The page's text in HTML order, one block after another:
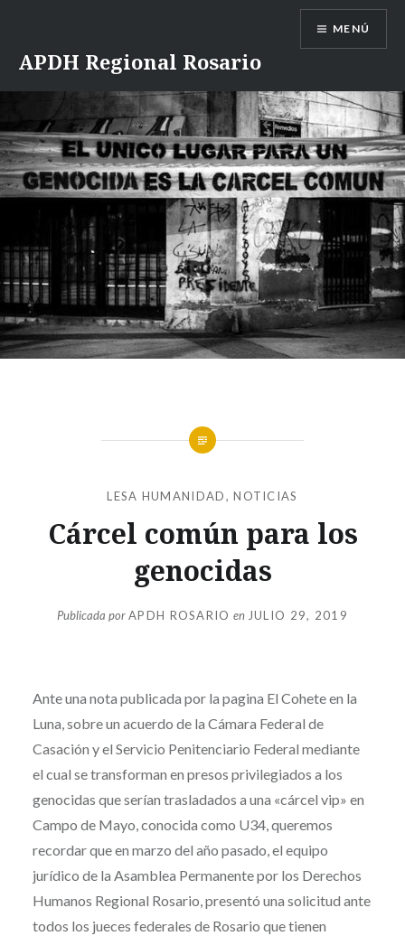
APDH Regional Rosario
MENÚ
LESA HUMANIDAD,NOTICIAS
Cárcel común para los
genocidas
Publicada porAPDH ROSARIO en JULIO 29, 2019
Ante una nota publicada por la pagina El Cohete en la
Luna, sobre un acuerdo de la Cámara Federal de
Casación y el Servicio Penitenciario Federal mediante
el cual se transforman en presos privilegiados a los
genocidas que serían trasladados a una «cárcel vip» en
Campo de Mayo, conocida como U34, queremos
recordar que en marzo del año pasado, el equipo
jurídico de la Asamblea Permanente por los Derechos
Humanos Regional Rosario, presentó una solicitud ante
todos los jueces federales de Rosario que tienen